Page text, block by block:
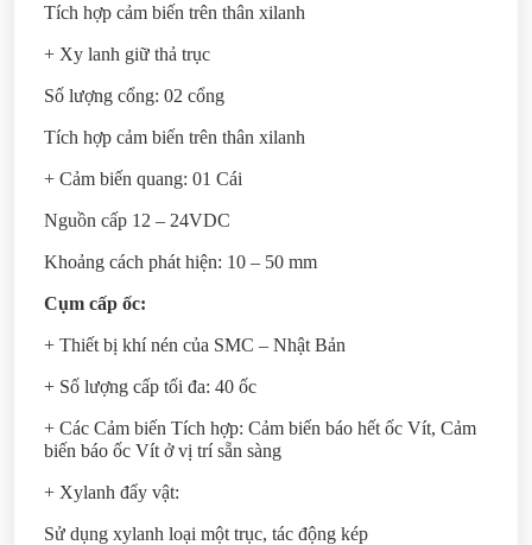
Tích hợp cảm biến trên thân xilanh
+ Xy lanh giữ thả trục
Số lượng cổng: 02 cổng
Tích hợp cảm biến trên thân xilanh
+ Cảm biến quang: 01 Cái
Nguồn cấp 12 – 24VDC
Khoảng cách phát hiện: 10 – 50 mm
Cụm cấp ốc:
+ Thiết bị khí nén của SMC – Nhật Bản
+ Số lượng cấp tối đa: 40 ốc
+ Các Cảm biến Tích hợp: Cảm biến báo hết ốc Vít, Cảm
biến báo ốc Vít ở vị trí sẵn sàng
+ Xylanh đẩy vật:
Sử dụng xylanh loại một trục, tác động kép